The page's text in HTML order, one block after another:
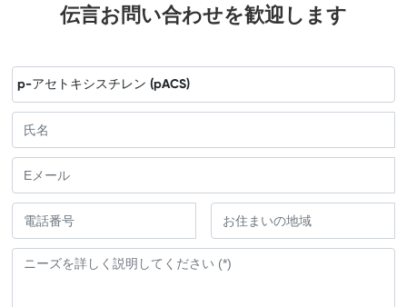
伝言お問い合わせを歓迎します
p-アセトキシスチレン (pACS)